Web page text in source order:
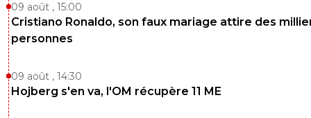
09 août , 15:00
Cristiano Ronaldo, son faux mariage attire des
personnes
09 août , 14:30
Hojberg s'en va, l'OM récupère 11 ME